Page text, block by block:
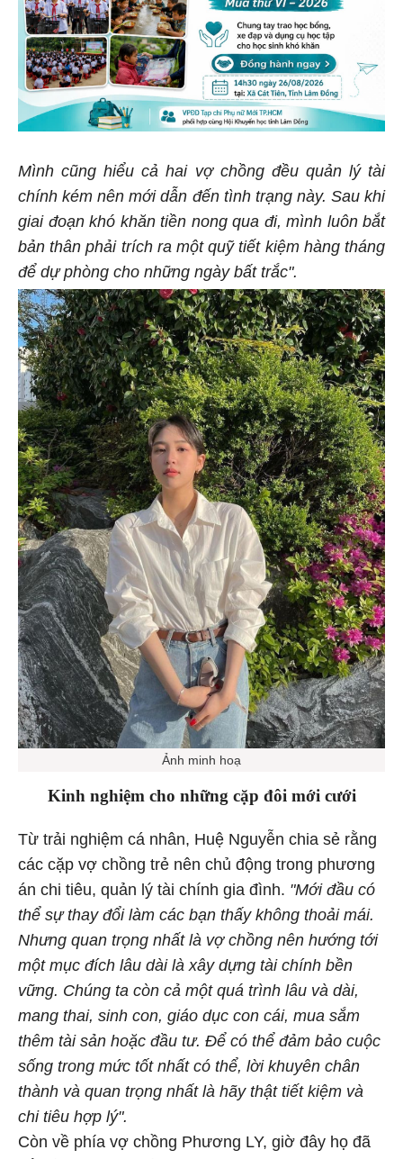
Mình cũng hiểu cả hai vợ chồng đều quản lý tài
chính kém nên mới dẫn đến tình trạng này. Sau khi
giai đoạn khó khăn tiền nong qua đi, mình luôn bắt
bản thân phải trích ra một quỹ tiết kiệm hàng tháng
để dự phòng cho những ngày bất trắc".
Ảnh minh hoạ
Kinh nghiệm cho những cặp đôi mới cưới
Từ trải nghiệm cá nhân, Huệ Nguyễn chia sẻ rằng
các cặp vợ chồng trẻ nên chủ động trong phương
án chi tiêu, quản lý tài chính gia đình. "Mới đầu có
thể sự thay đổi làm các bạn thấy không thoải mái.
Nhưng quan trọng nhất là vợ chồng nên hướng tới
một mục đích lâu dài là xây dựng tài chính bền
vững. Chúng ta còn cả một quá trình lâu và dài,
mang thai, sinh con, giáo dục con cái, mua sắm
thêm tài sản hoặc đầu tư. Để có thể đảm bảo cuộc
sống trong mức tốt nhất có thể, lời khuyên chân
thành và quan trọng nhất là hãy thật tiết kiệm và
chi tiêu hợp lý".
Còn về phía vợ chồng Phương LY, giờ đây họ đã